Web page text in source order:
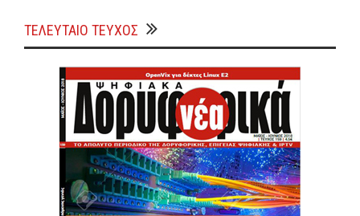
ΤΕΛΕΥΤΑΙΟ ΤΕΥΧΟΣ